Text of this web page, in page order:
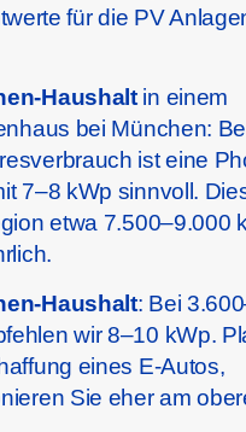
für die PV
Haushaltin einem
bei München:
ist eine
7–8 kWp sinnvoll.
etwa 7.500–9.000
Haushalt: Bei
wir 8–10 kWp.
eines E-Autos,
Sie eher am